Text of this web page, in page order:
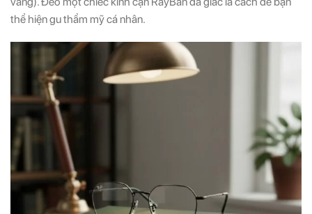
thể hiện gu thẩm mỹ cá nhân.